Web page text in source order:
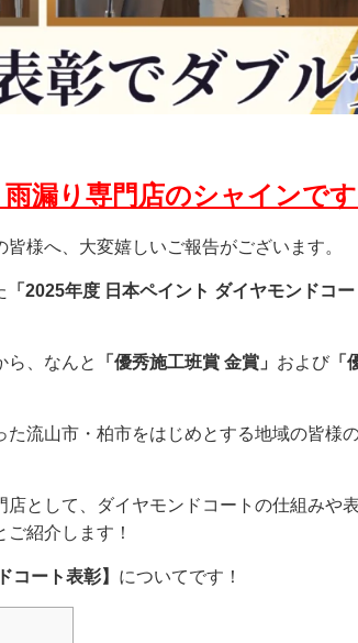
漏り専門店のシャインです
様へ、大変嬉しいご報告がございます。
「2025年度 日本ペイント ダイヤモンドコー
ら、なんと 「優秀施工班賞 金賞」 および 「
流山市・柏市をはじめとする地域の皆様
として、ダイヤモンドコートの仕組みや
紹介します！
コート表彰】 についてです！